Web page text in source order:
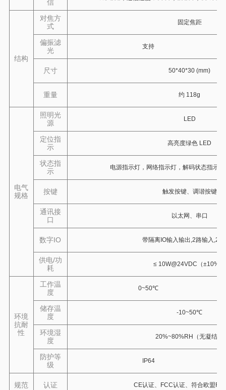
信
结构
对焦方
式
固定焦距
偏振滤
光
支持
尺寸 50*40*30 (mm)
重量 约 118g
电气
规格
照明光
源
LED
定位指
示
高亮度绿色 LED
状态指
示
电源指示灯，网络指示灯，解码状态指示
按键 触发按键、调谐按键
通讯接
口
以太网、串口
数字IO 带隔离IO输入输出,2路输入,2
供电/功
耗
≤ 10W@24VDC（±10%）
环境
抗耐
性
工作温
度
0~50℃
储存温
度
-10~50℃
环境湿
度
20%~80%RH（无凝结）
防护等
级
IP64
规范 认证 CE认证、FCC认证、符合欧盟